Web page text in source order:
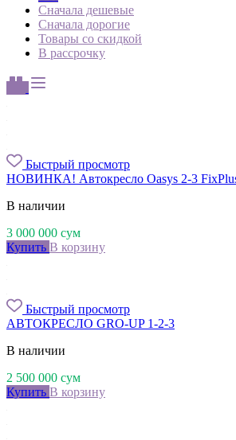
Сначала дешевые
Сначала дорогие
Товары со скидкой
В рассрочку
Быстрый просмотр
НОВИНКА! Автокресло Oasys 2-3
В наличии
3 000 000 сум
Купить В корзину
Быстрый просмотр
АВТОКРЕСЛО GRO-UP 1-2-3
В наличии
2 500 000 сум
Купить В корзину